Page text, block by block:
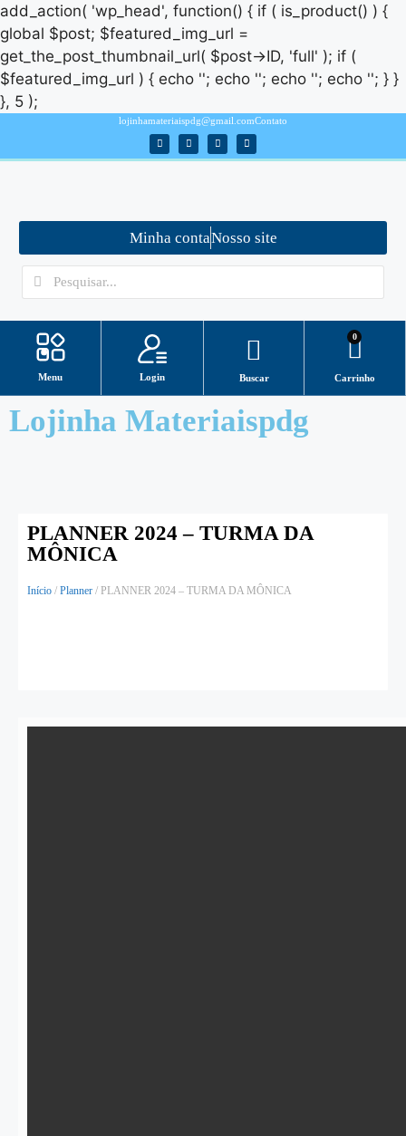
add_action( 'wp_head', function() { if ( is_product() ) {
global $post; $featured_img_url =
get_the_post_thumbnail_url( $post->ID, 'full' ); if (
$featured_img_url ) { echo ''; echo ''; echo ''; echo ''; } }
}, 5 );
lojinhamateriaispdg@gmail.comContato
Minha contaNosso site
Menu Login Buscar
0
Carrinho
Lojinha Materiaispdg
PLANNER 2024 – TURMA DA
MÔNICA
Início / Planner / PLANNER 2024 – TURMA DA MÔNICA